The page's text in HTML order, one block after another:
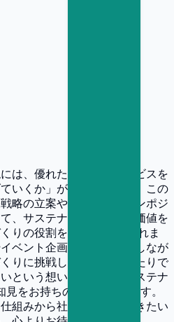
は、優れた仕組みやサービスを
いくか」が欠かせません。この
略の立案やセミナー・シンポジ
、サステナブルな経営の価値を
りの役割を担います。 これま
ベント企画の経験を活かしなが
りに挑戦したい方にぴったりで
という想いや、企業のサステナ
をお持ちの方を歓迎します。
組みから社会を変えていきたい